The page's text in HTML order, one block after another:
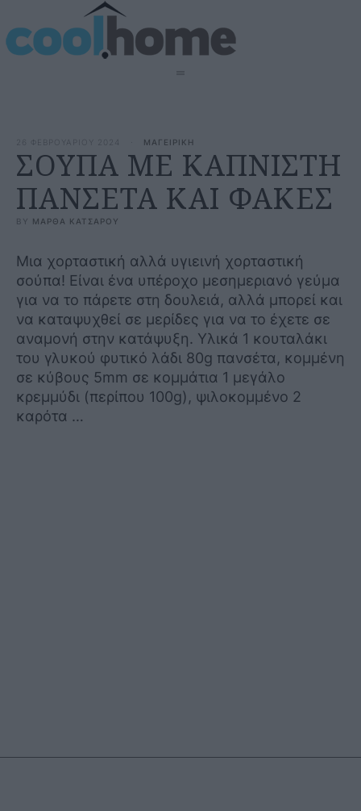
26 ΦΕΒΡΟΥΑΡΙΟΥ 2024 ΜΑΓΕΙΡΙΚΗ
ΣΟΥΠΑ ΜΕ ΚΑΠΝΙΣΤΗ
ΠΑΝΣΕΤΑ ΚΑΙ ΦΑΚΕΣ
BY ΜΑΡΘΑ ΚΑΤΣΑΡΟΥ
Μια χορταστική αλλά υγιεινή χορταστική
σούπα! Είναι ένα υπέροχο μεσημεριανό γεύμα
για να το πάρετε στη δουλειά, αλλά μπορεί και
να καταψυχθεί σε μερίδες για να το έχετε σε
αναμονή στην κατάψυξη. Υλικά 1 κουταλάκι
του γλυκού φυτικό λάδι 80g πανσέτα, κομμένη
σε κύβους 5mm σε κομμάτια 1 μεγάλο
κρεμμύδι (περίπου 100g), ψιλοκομμένο 2
καρότα …